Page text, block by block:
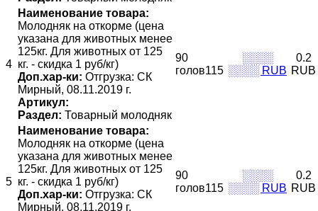
4
Наименование товара:
Молодняк на откорме (цена
указана для животных менее
125кг. Для животных от 125
кг. - скидка 1 руб/кг)
Доп.хар-ки: Отгрузка: СК
Мирный, 08.11.2019 г.
Артикул:
Раздел: Товарный молодняк
90
голов115
░░░░
░░░░ RUB
0.2
RUB
5
Наименование товара:
Молодняк на откорме (цена
указана для животных менее
125кг. Для животных от 125
кг. - скидка 1 руб/кг)
Доп.хар-ки: Отгрузка: СК
Мирный, 08.11.2019 г.
90
голов115
░░░░
░░░░ RUB
0.2
RUB